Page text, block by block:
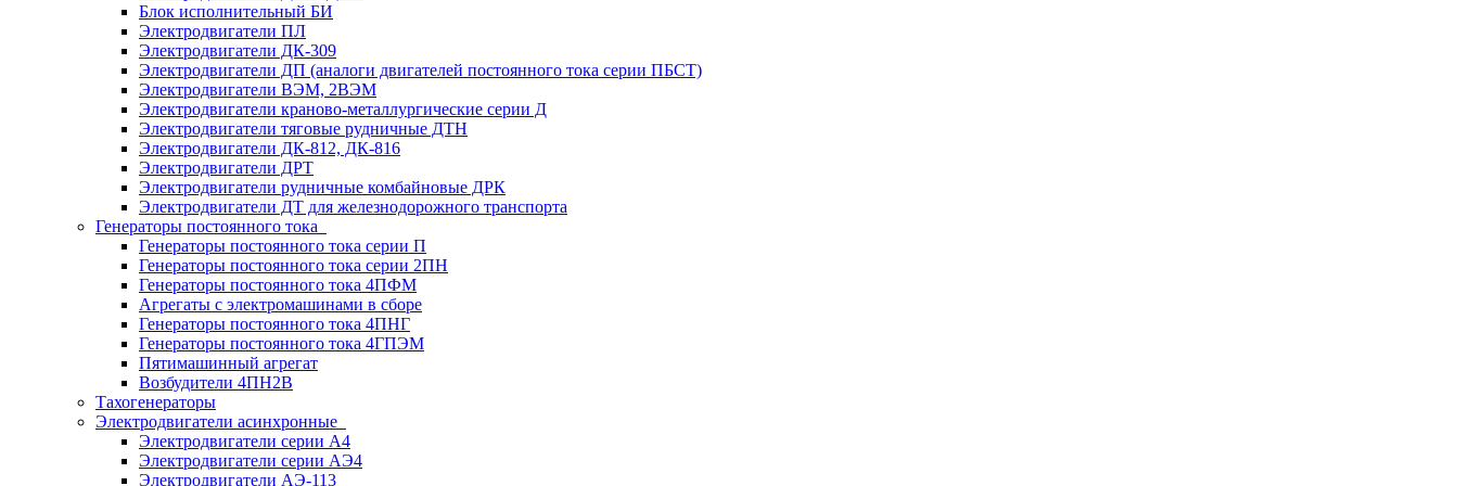
Блок исполнительный БИ
Электродвигатели ПЛ
Электродвигатели ДК-309
Электродвигатели ДП (аналоги двигателей постоянного тока серии ПБСТ)
Электродвигатели ВЭМ, 2ВЭМ
Электродвигатели краново-металлургические серии Д
Электродвигатели тяговые рудничные ДТН
Электродвигатели ДК-812, ДК-816
Электродвигатели ДРТ
Электродвигатели рудничные комбайновые ДРК
Электродвигатели ДТ для железнодорожного транспорта
Генераторы постоянного тока
Генераторы постоянного тока серии П
Генераторы постоянного тока серии 2ПН
Генераторы постоянного тока 4ПФМ
Агрегаты с электромашинами в сборе
Генераторы постоянного тока 4ПНГ
Генераторы постоянного тока 4ГПЭМ
Пятимашинный агрегат
Возбудители 4ПН2В
Тахогенераторы
Электродвигатели асинхронные
Электродвигатели серии А4
Электродвигатели серии АЭ4
Электродвигатели АЭ-113